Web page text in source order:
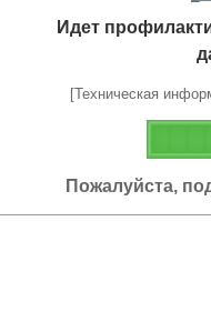
Идет
[Техническая
Пожалуйста,